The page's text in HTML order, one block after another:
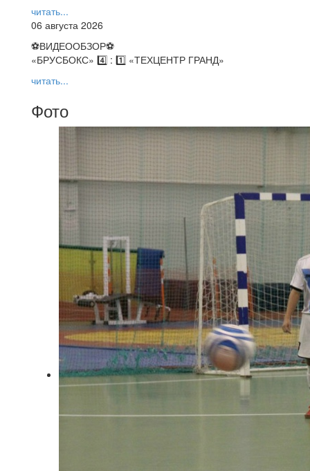
читать...
06 августа 2026
⚽️ВИДЕООБЗОР⚽️
«БРУСБОКС» 4️⃣ : 1️⃣ «ТЕХЦЕНТР ГРАНД»
читать...
Фото